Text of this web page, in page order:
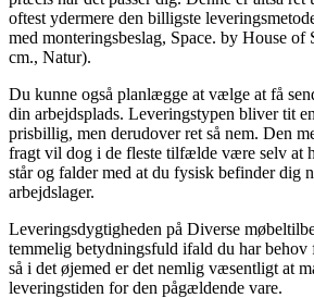
oftest ydermere den billigste
med monteringsbeslag, Space. by House
cm., Natur).
Du kunne også planlægge at vælge at få
din arbejdsplads. Leveringstypen bliver tit
prisbillig, men derudover ret så nem. Den
fragt vil dog i de fleste tilfælde være selv at
står og falder med at du fysisk befinder dig
arbejdslager.
Leveringsdygtigheden på Diverse
temmelig betydningsfuld ifald du har behov
så i det øjemed er det nemlig væsentligt at
leveringstiden for den pågældende vare.